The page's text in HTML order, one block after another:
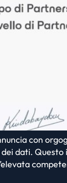
con
dei dati.